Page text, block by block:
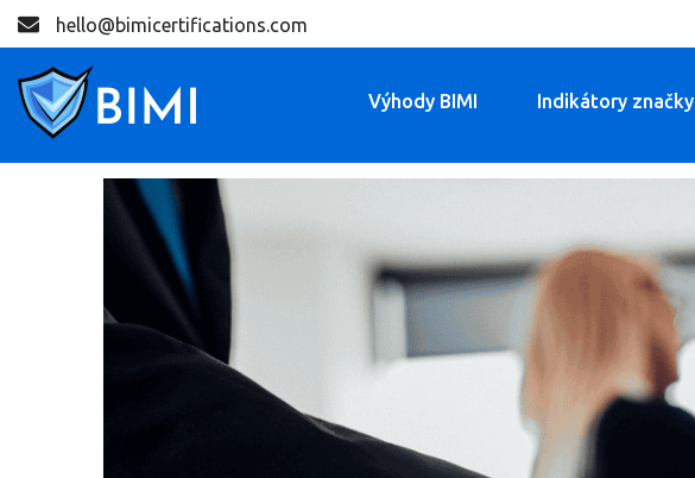
hello@bimicertifications.com
Výhody BIMI Indikátory značky